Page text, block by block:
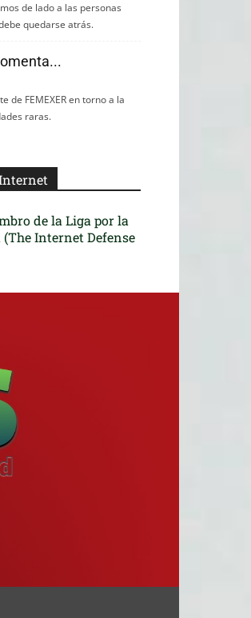
de lado a las personas
quedarse atrás.
de FEMEXER en torno a la
raras.